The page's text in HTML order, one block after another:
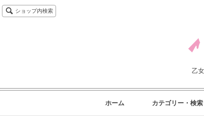
ショップ内検索
乙
ホーム カテゴリー・検索